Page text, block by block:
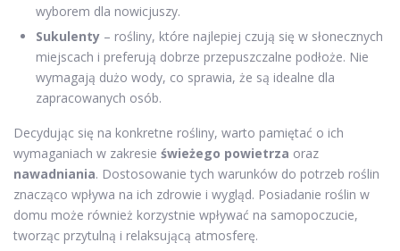
wyborem dla nowicjuszy.
Sukulenty – rośliny, które najlepiej czują się w słonecznych
miejscach i preferują dobrze przepuszczalne podłoże. Nie
wymagają dużo wody, co sprawia, że są idealne dla
zapracowanych osób.
Decydując się na konkretne rośliny, warto pamiętać o ich
wymaganiach w zakresie świeżego powietrza oraz
nawadniania. Dostosowanie tych warunków do potrzeb roślin
znacząco wpływa na ich zdrowie i wygląd. Posiadanie roślin w
domu może również korzystnie wpływać na samopoczucie,
tworząc przytulną i relaksującą atmosferę.